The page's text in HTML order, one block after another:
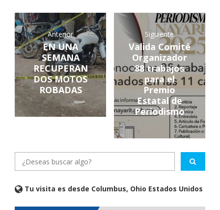
Anterior
EN UNA
SEMANA
RECUPERAN
DOS MOTOS
ROBADAS
Siguiente
Valida Comité
Organizador
88 trabajos
para el
Premio
Estatal de
Periodismo
Tu visita es desde Columbus, Ohio Estados Unidos